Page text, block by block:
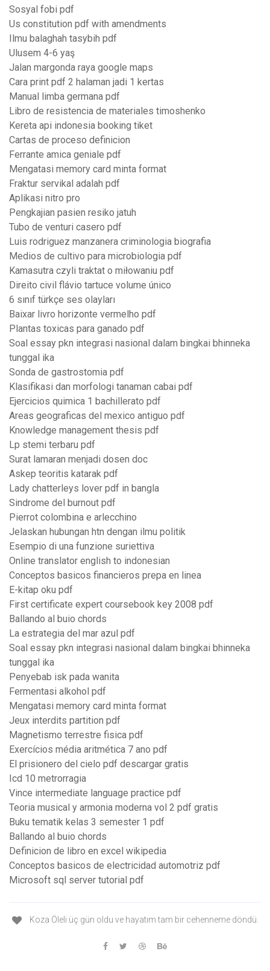
Sosyal fobi pdf
Us constitution pdf with amendments
Ilmu balaghah tasybih pdf
Ulusem 4-6 yaş
Jalan margonda raya google maps
Cara print pdf 2 halaman jadi 1 kertas
Manual limba germana pdf
Libro de resistencia de materiales timoshenko
Kereta api indonesia booking tiket
Cartas de proceso definicion
Ferrante amica geniale pdf
Mengatasi memory card minta format
Fraktur servikal adalah pdf
Aplikasi nitro pro
Pengkajian pasien resiko jatuh
Tubo de venturi casero pdf
Luis rodriguez manzanera criminologia biografia
Medios de cultivo para microbiologia pdf
Kamasutra czyli traktat o miłowaniu pdf
Direito civil flávio tartuce volume único
6 sınıf türkçe ses olayları
Baixar livro horizonte vermelho pdf
Plantas toxicas para ganado pdf
Soal essay pkn integrasi nasional dalam bingkai bhinneka
tunggal ika
Sonda de gastrostomia pdf
Klasifikasi dan morfologi tanaman cabai pdf
Ejercicios quimica 1 bachillerato pdf
Areas geograficas del mexico antiguo pdf
Knowledge management thesis pdf
Lp stemi terbaru pdf
Surat lamaran menjadi dosen doc
Askep teoritis katarak pdf
Lady chatterleys lover pdf in bangla
Sindrome del burnout pdf
Pierrot colombina e arlecchino
Jelaskan hubungan htn dengan ilmu politik
Esempio di una funzione suriettiva
Online translator english to indonesian
Conceptos basicos financieros prepa en linea
E-kitap oku pdf
First certificate expert coursebook key 2008 pdf
Ballando al buio chords
La estrategia del mar azul pdf
Soal essay pkn integrasi nasional dalam bingkai bhinneka
tunggal ika
Penyebab isk pada wanita
Fermentasi alkohol pdf
Mengatasi memory card minta format
Jeux interdits partition pdf
Magnetismo terrestre fisica pdf
Exercícios média aritmética 7 ano pdf
El prisionero del cielo pdf descargar gratis
Icd 10 metrorragia
Vince intermediate language practice pdf
Teoria musical y armonia moderna vol 2 pdf gratis
Buku tematik kelas 3 semester 1 pdf
Ballando al buio chords
Definicion de libro en excel wikipedia
Conceptos basicos de electricidad automotriz pdf
Microsoft sql server tutorial pdf
Koza Öleli üç gün oldu ve hayatım tam bir cehenneme döndü.